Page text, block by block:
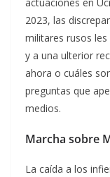
actuaciones en
2023, las
militares rusos
y a una ulterior
ahora o cuáles
preguntas que
medios.
Marcha sobre
La caída a los